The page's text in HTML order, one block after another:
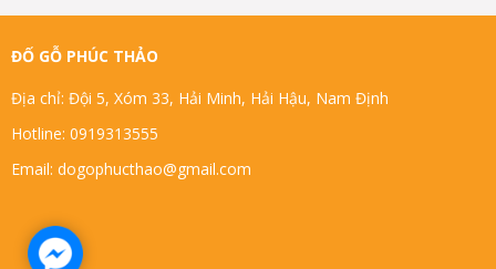
ĐỐ GỖ PHÚC THẢO
Địa chỉ: Đội 5, Xóm 33, Hải Minh, Hải Hậu, Nam Định
Hotline: 0919313555
Email: dogophucthao@gmail.com